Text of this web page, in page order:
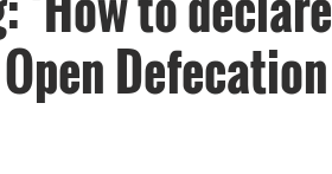
Defecation